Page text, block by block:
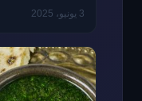
3 يونيو، 2025